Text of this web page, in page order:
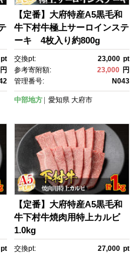
pt
円
【定番】大府特産A5黒毛和
牛下村牛極上サーロインステ
ーキ 4枚入り約800g
交換pt: 23,000 pt
参考寄附額:
23,000 円
管理番号:
N043
中部地方 愛知県 大府市
pt
【定番】大府特産A5黒毛和
牛下村牛焼肉用特上カルビ
1.0kg
交換pt: 27,000 pt